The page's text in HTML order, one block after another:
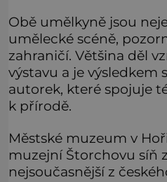
Obě umělkyně jsou
umělecké scéně,
zahraničí. Většina děl
výstavu a je výsledkem
autorek, které spojuje
k přírodě.
Městské muzeum v
muzejní Štorchovu síň
nejsoučasnější z